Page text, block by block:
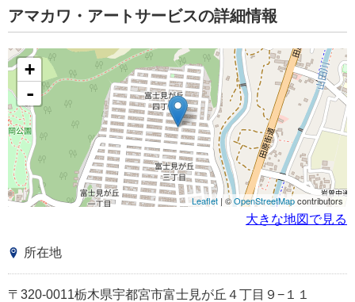
アマカワ・アートサービスの詳細情報
+
-
Leaflet | ©OpenStreetMapcontributors
大きな地図で見る
所在地
〒320-0011栃木県宇都宮市富士見が丘４丁目９−１１